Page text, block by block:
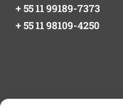
+ 55 11 99189-7373
+ 55 11 98109-4250